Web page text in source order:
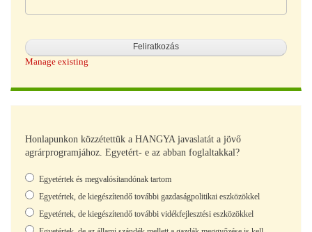
Manage existing
Honlapunkon közzétettük a HANGYA javaslatát a jövő
agrárprogramjához. Egyetért- e az abban foglaltakkal?
Választások
Egyetértek és megvalósítandónak tartom
Egyetértek, de kiegészítendő további gazdaságpolitikai eszközökkel
Egyetértek, de kiegészítendő további vidékfejlesztési eszközökkel